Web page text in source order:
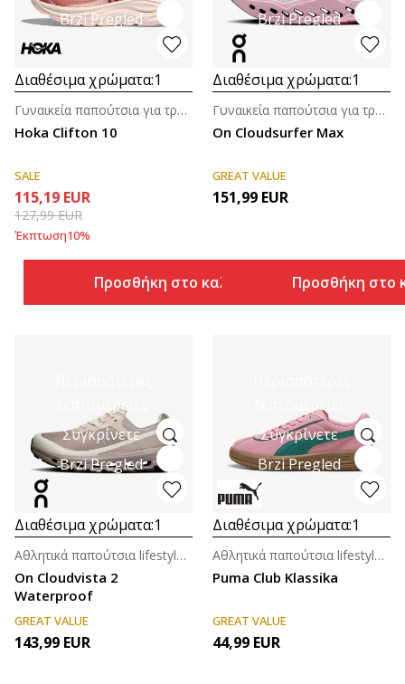
Brzi Pregled
Διαθέσιμα χρώματα:1
Hoka Clifton 10
Γυναικεία παπούτσια για τρέξιμο
SALE
115,19 EUR
127,99EUR
Έκπτωση10%
Προσθήκη στο καλάθι
Brzi Pregled
Διαθέσιμα χρώματα:1
On Cloudsurfer Max
Γυναικεία παπούτσια για τρέξιμο
GREAT VALUE
151,99 EUR
Προσθήκη στο
λεπτομέρειες
Συγκρίνετε
Brzi Pregled
Διαθέσιμα χρώματα:1
On Cloudvista 2
Waterproof
Αθλητικά παπούτσια lifestyle για γυναίκες
GREAT VALUE
143,99 EUR
λεπτομέρειες
Συγκρίνετε
Brzi Pregled
Διαθέσιμα χρώματα:1
Puma Club Klassika
Αθλητικά παπούτσια lifestyle για γυναίκες
GREAT VALUE
44,99 EUR